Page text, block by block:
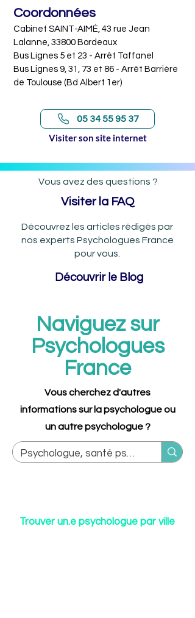
de démarrer un travail sur soi.
Je vous accompagnerai dans votre
cheminement intérieur par une
approche TCC (Thérapies Cognitivo-
Comportementales) visant à travailler
afin d’améliorer votre quotidien.
Prenez rendez-vous dès maintenant
Bordeaux quartier Nansouty, ou en
Coordonnées
Cabinet SAINT-AIMÉ, 43 rue Jean
Lalanne, 33800 Bordeaux
Bus Lignes 5 et 23 - Arrêt Taffanel
Bus Lignes 9, 31, 73 et 86 - Arrêt Barrière
de Toulouse (Bd Albert 1er)
05 34 55 95 37
Visiter son site internet
Vous avez des questions ?
Visiter la FAQ
Découvrez les articles rédigés par
nos experts Psychologues France
pour vous.
Découvrir le Blog
Naviguez sur
Psychologues
France
Vous cherchez d'autres
informations sur la psychologue ou
un autre psychologue ?
Trouver un.e psychologue par ville